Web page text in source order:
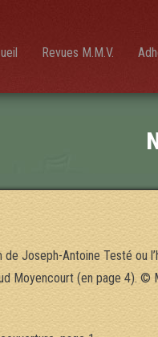
Revues M.M.V.
de Joseph-Antoine Testé ou
Moyencourt (en page 4). ©